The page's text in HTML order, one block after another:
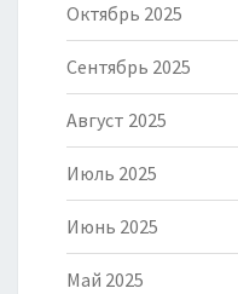
Октябрь 2025
Сентябрь 2025
Август 2025
Июль 2025
Июнь 2025
Май 2025